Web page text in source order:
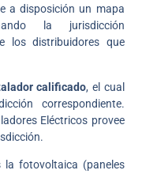
a disposición un mapa
la jurisdicción
los distribuidores que
calificado, el cual
correspondiente.
Eléctricos provee
la fotovoltaica (paneles